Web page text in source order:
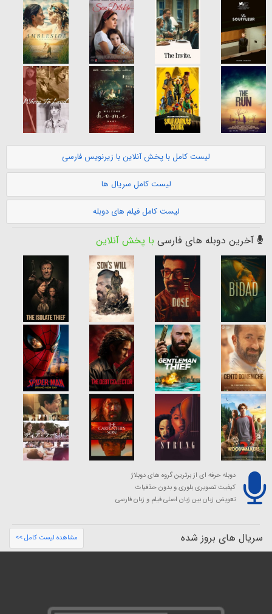
لیست کامل با پخش آنلاین با زیرنویس فارسی
لیست کامل سریال ها
لیست کامل فیلم های دوبله
آخرین دوبله های فارسی با پخش آنلاین
دوبله حرفه ای از برترین گروه های دوبلاژ
کیفیت تصویری بلوری و بدون حذفیات
تعویض زبان بین زبان اصلی فیلم و زبان فارسی
سریال های بروز شده مشاهده لیست کامل >>